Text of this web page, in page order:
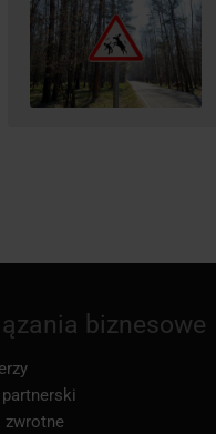
biznesowe
zwrotne